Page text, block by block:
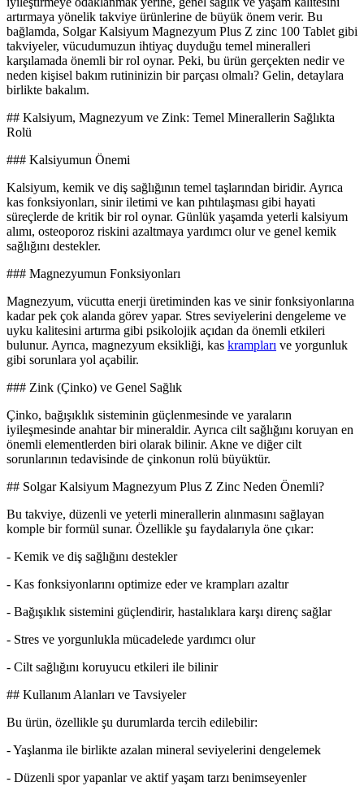
artırmaya yönelik takviye ürünlerine de büyük önem verir. Bu
bağlamda, Solgar Kalsiyum Magnezyum Plus Z zinc 100 Tablet gibi
takviyeler, vücudumuzun ihtiyaç duyduğu temel mineralleri
karşılamada önemli bir rol oynar. Peki, bu ürün gerçekten nedir ve
neden kişisel bakım rutininizin bir parçası olmalı? Gelin, detaylara
birlikte bakalım.
## Kalsiyum, Magnezyum ve Zink: Temel Minerallerin Sağlıkta
Rolü
### Kalsiyumun Önemi
Kalsiyum, kemik ve diş sağlığının temel taşlarından biridir. Ayrıca
kas fonksiyonları, sinir iletimi ve kan pıhtılaşması gibi hayati
süreçlerde de kritik bir rol oynar. Günlük yaşamda yeterli kalsiyum
alımı, osteoporoz riskini azaltmaya yardımcı olur ve genel kemik
sağlığını destekler.
### Magnezyumun Fonksiyonları
Magnezyum, vücutta enerji üretiminden kas ve sinir fonksiyonlarına
kadar pek çok alanda görev yapar. Stres seviyelerini dengeleme ve
uyku kalitesini artırma gibi psikolojik açıdan da önemli etkileri
bulunur. Ayrıca, magnezyum eksikliği, kas krampları ve yorgunluk
gibi sorunlara yol açabilir.
### Zink (Çinko) ve Genel Sağlık
Çinko, bağışıklık sisteminin güçlenmesinde ve yaraların
iyileşmesinde anahtar bir mineraldir. Ayrıca cilt sağlığını koruyan en
önemli elementlerden biri olarak bilinir. Akne ve diğer cilt
sorunlarının tedavisinde de çinkonun rolü büyüktür.
## Solgar Kalsiyum Magnezyum Plus Z Zinc Neden Önemli?
Bu takviye, düzenli ve yeterli minerallerin alınmasını sağlayan
komple bir formül sunar. Özellikle şu faydalarıyla öne çıkar:
- Kemik ve diş sağlığını destekler
- Kas fonksiyonlarını optimize eder ve krampları azaltır
- Bağışıklık sistemini güçlendirir, hastalıklara karşı direnç sağlar
- Stres ve yorgunlukla mücadelede yardımcı olur
- Cilt sağlığını koruyucu etkileri ile bilinir
## Kullanım Alanları ve Tavsiyeler
Bu ürün, özellikle şu durumlarda tercih edilebilir:
- Yaşlanma ile birlikte azalan mineral seviyelerini dengelemek
- Düzenli spor yapanlar ve aktif yaşam tarzı benimseyenler